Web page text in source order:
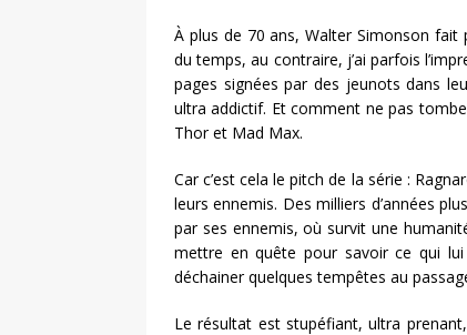
À plus de 70 ans, Walter Simonson fait
du temps, au contraire, j’ai parfois
pages signées par des jeunots dans
ultra addictif. Et comment ne pas
Thor et Mad Max.
Car c’est cela le pitch de la série :
leurs ennemis. Des milliers d’années
par ses ennemis, où survit une
mettre en quête pour savoir ce qui
déchainer quelques tempêtes au
Le résultat est stupéfiant, ultra